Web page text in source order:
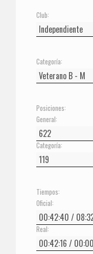
Club:
Categoría:
Posiciones:
General:
Categoría:
Tiempos:
Oficial:
Real: